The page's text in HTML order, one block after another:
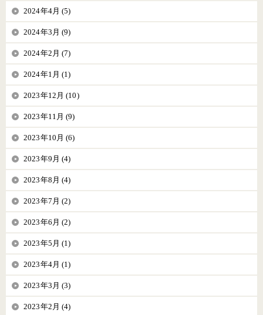
2024年4月 (5)
2024年3月 (9)
2024年2月 (7)
2024年1月 (1)
2023年12月 (10)
2023年11月 (9)
2023年10月 (6)
2023年9月 (4)
2023年8月 (4)
2023年7月 (2)
2023年6月 (2)
2023年5月 (1)
2023年4月 (1)
2023年3月 (3)
2023年2月 (4)